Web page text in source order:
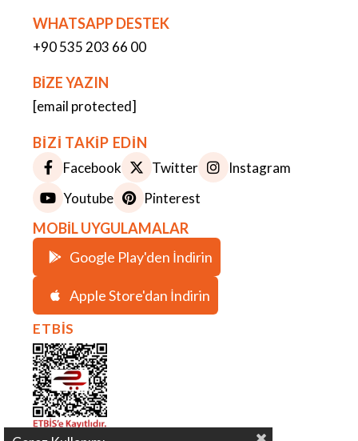
WHATSAPP DESTEK
+90 535 203 66 00
BİZE YAZIN
[email protected]
BİZİ TAKİP EDİN
Facebook Twitter
Instagram
Youtube
Pinterest
MOBİL UYGULAMALAR
Google Play'den İndirin
Apple Store'dan İndirin
ETBİS